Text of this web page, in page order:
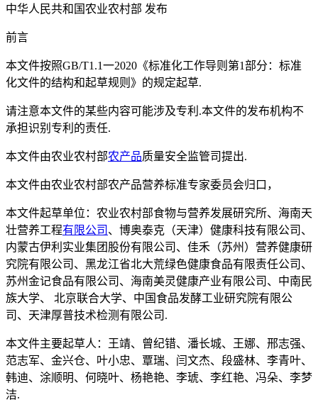
中华人民共和国农业农村部 发布
前言
本文件按照GB/T1.1一2020《标准化工作导则第1部分：标准
化文件的结构和起草规则》的规定起草.
请注意本文件的某些内容可能涉及专利.本文件的发布机构不
承担识别专利的责任.
本文件由农业农村部农产品质量安全监管司提出.
本文件由农业农村部农产品营养标准专家委员会归口，
本文件起草单位：农业农村部食物与营养发展研究所、海南天
壮营养工程有限公司 、博奥泰克（天津）健康科技有限公司、
内蒙古伊利实业集团股份有限公司、佳禾（苏州）营养健康研
究院有限公司、黑龙江省北大荒绿色健康食品有限责任公司、
苏州金记食品有限公司、海南美灵健康产业有限公司、中南民
族大学、 北京联合大学、中国食品发酵工业研究院有限公
司、天津厚普技术检测有限公司.
本文件主要起草人：王靖、曾纪错、潘长城、王娜、邢志强、
范志军、金兴仓、叶小忠、覃瑞、闫文杰、段盛林、李青叶、
韩迪、涂顺明、何晓叶、杨艳艳、李琥、李红艳、冯朵、李梦
洁.